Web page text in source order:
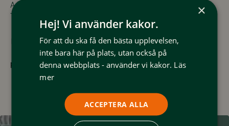
Adress: Rörosvägen 23, 846 72 Funäsdalen
Telefon: +46 (0)684-223 02
puls.nu
puls.nu/aventyrscenter
×
Hej! Vi använder kakor.
För att du ska få den bästa upplevelsen,
inte bara här på plats, utan också på
denna webbplats - använder vi kakor. Läs
mer
ACCEPTERA ALLA